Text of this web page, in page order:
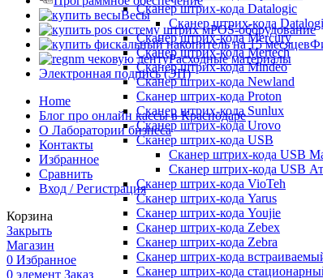
Сканер штрих-кода Datalogic
Сканер штрих-кода
Сканер штрих-кода Mercury
Сканер штрих-кода Mertech
Сканер штрих-кода Mindeo
Сканер штрих-кода Newland
Сканер штрих-кода Proton
Сканер штрих-кода Sunlux
Сканер штрих-кода Urovo
Сканер штрих-кода USB
Сканер штрих-кода USB
Сканер штрих-кода USB
Сканер штрих-кода VioTeh
Сканер штрих-кода Yarus
Сканер штрих-кода Youjie
Сканер штрих-кода Zebex
Сканер штрих-кода Zebra
Сканер штрих-кода
Сканер штрих-кода
Весы
POS-оборудование
Расходные материалы
Электронная подпись (ЭП)
Home
Блог про онлайн кассы в Краснодаре
О Лаборатории бизнеса
Контакты
Избранное
Сравнить
Вход / Регистрация
Корзина
Закрыть
Магазин
0 Избранное
0 элемент Заказ